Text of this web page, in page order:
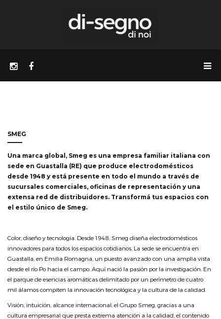
SMEG
Una marca global, Smeg es una empresa familiar italiana con
sede en Guastalla (RE) que produce electrodomésticos
desde 1948 y está presente en todo el mundo a través de
sucursales comerciales, oficinas de representación y una
extensa red de distribuidores. Transformá tus espacios con
el estilo único de Smeg.
Color, diseño y tecnología. Desde 1948, Smeg diseña electrodomésticos
innovadores para todos los espacios cotidianos. La sede se encuentra en
Guastalla, en Emilia Romagna, un puesto avanzado con una amplia vista
desde el río Po hacia el campo. Aquí nació la pasión por la investigación. En
el parque de esencias aromáticas delimitado por un perímetro de cuatro
mil álamos compiten la innovación tecnológica y la cultura de la calidad.
Visión, intuición, alcance internacional: el Grupo Smeg, gracias a una
cultura empresarial que presta extrema atención a la calidad, el contenido